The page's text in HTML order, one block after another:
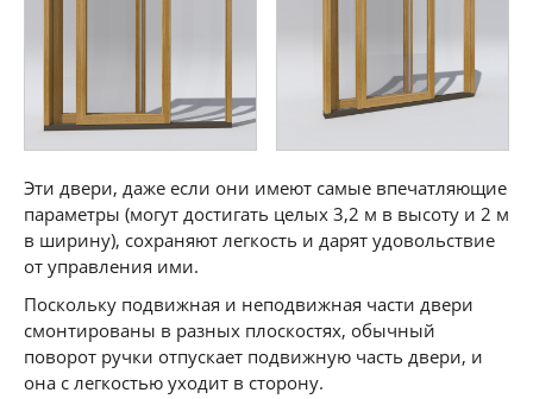
Эти двери, даже если они имеют самые впечатляющие
параметры (могут достигать целых 3,2 м в высоту и 2 м
в ширину), сохраняют легкость и дарят удовольствие
от управления ими.
Поскольку подвижная и неподвижная части двери
смонтированы в разных плоскостях, обычный
поворот ручки отпускает подвижную часть двери, и
она с легкостью уходит в сторону.